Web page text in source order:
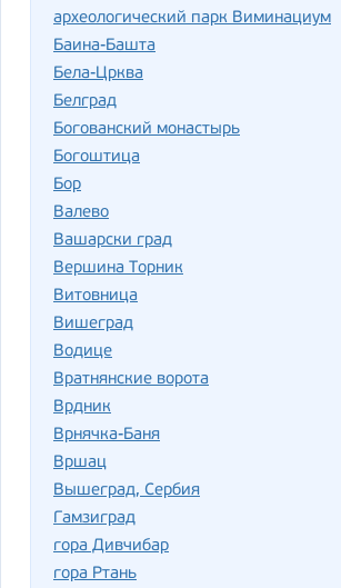
археологический парк Виминациум
Баина-Башта
Бела-Црква
Белград
Богованский монастырь
Богоштица
Бор
Валево
Вашарски град
Вершина Торник
Витовница
Вишеград
Водице
Вратнянские ворота
Врдник
Врнячка-Баня
Вршац
Вышеград, Сербия
Гамзиград
гора Дивчибар
гора Ртань